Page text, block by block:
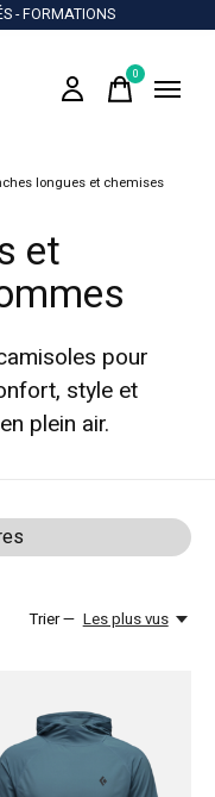
- FORMATIONS
0items
longues et chemises
et
pour
style et
plein air.
Trier — Les plus vus